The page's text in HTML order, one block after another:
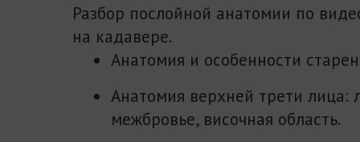
Разбор послойной анатомии по
на кадавере.
Анатомия и особенности
Анатомия верхней трети лица:
межбровье, височная область.